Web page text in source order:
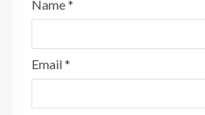
Name*
Email*